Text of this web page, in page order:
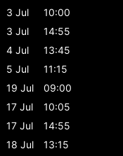
3 Jul
10:00
3 Jul
14:55
4 Jul
13:45
5 Jul
11:15
19 Jul
09:00
17 Jul
10:05
17 Jul
14:55
18 Jul
13:15